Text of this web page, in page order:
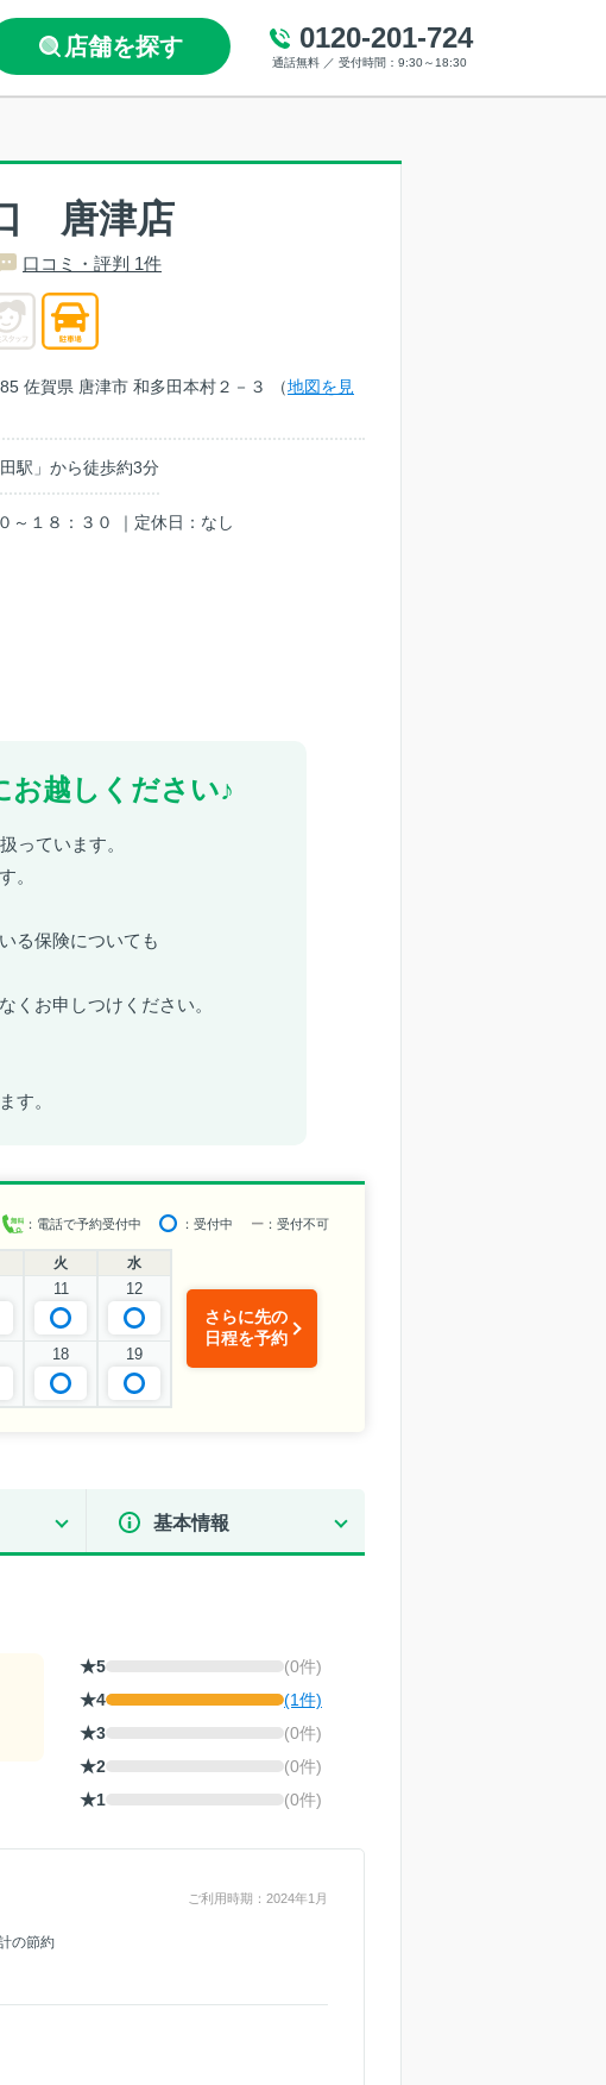
店舗を探す 0120-201-724
通話無料 ／ 受付時間：9:30～18:30
唐津店
口コミ・評判 1件
佐賀県 唐津市 和多田本村２－３ （地図を見
駅」から徒歩約3分
～１８：３０ ｜定休日：なし
お越しください♪
っています。
。
る保険についても
くお申しつけください。
す。
：電話で予約受付中 ：受付中 ー ：受付不可
火 水
11 12
18 19
さらに先の
日程を予約
基本情報
★5
(0件)
★4
(1件)
★3
(0件)
★2
(0件)
★1
(0件)
ご利用時期：2024年1月
の節約